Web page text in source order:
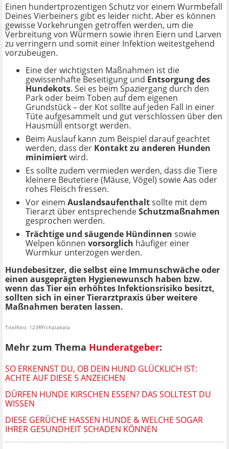
Einen hundertprozentigen Schutz vor einem Wurmbefall
Deines Vierbeiners gibt es leider nicht. Aber es können
gewisse Vorkehrungen getroffen werden, um die
Verbreitung von Würmern sowie ihren Eiern und Larven
zu verringern und somit einer Infektion weitestgehend
vorzubeugen.
Eine der wichtigsten Maßnahmen ist die
gewissenhafte Beseitigung und Entsorgung des
Hundekots. Sei es beim Spaziergang durch den
Park oder beim Toben auf dem eigenen
Grundstück – der Kot sollte auf jeden Fall in einer
Tüte aufgesammelt und gut verschlossen über den
Hausmüll entsorgt werden.
Beim Auslauf kann zum Beispiel darauf geachtet
werden, dass der Kontakt zu anderen Hunden
minimiertwird.
Es sollte zudem vermieden werden, dass die Tiere
kleinere Beutetiere (Mäuse, Vögel) sowie Aas oder
rohes Fleisch fressen.
Vor einem Auslandsaufenthaltsollte mit dem
Tierarzt über entsprechendeSchutzmaßnahmen
gesprochen werden.
Trächtige und säugende Hündinnen sowie
Welpen können vorsorglich häufiger einer
Wurmkur unterzogen werden.
Hundebesitzer, die selbst eine Immunschwäche oder
einen ausgeprägten Hygienewunsch haben bzw.
wenn das Tier ein erhöhtes Infektionsrisiko besitzt,
sollten sich in einer Tierarztpraxis über weitere
Maßnahmen beraten lassen.
Titelfoto: 123RF/chalabala
Mehr zum Thema Hunderatgeber:
SO ERKENNST DU, OB DEIN HUND GLÜCKLICH IST:
ACHTE AUF DIESE 5 ANZEICHEN
DÜRFEN HUNDE KIRSCHEN ESSEN? DAS SOLLTEST DU
WISSEN
DIESE GERÜCHE HASSEN HUNDE & WELCHE SOGAR
IHRER GESUNDHEIT SCHADEN KÖNNEN